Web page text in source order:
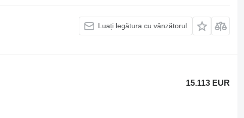
Luați legătura cu vânzătorul
15.113 EUR